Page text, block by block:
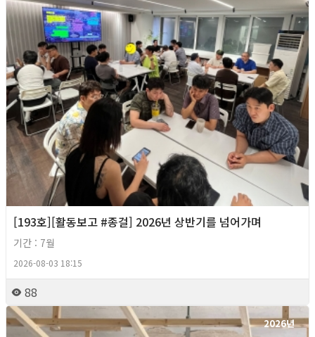
[193호][활동보고 #종걸] 2026년 상반기를 넘어가며
기간 : 7월
2026-08-03 18:15
88
2026년